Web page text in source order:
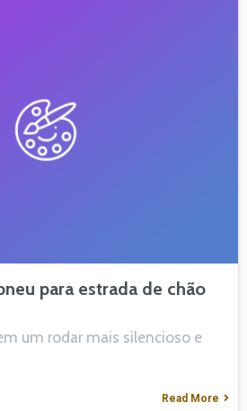
para estrada de chão
um rodar mais silencioso e
Read More